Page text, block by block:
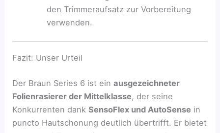
den Trimmeraufsatz zur Vorbereitung
verwenden.
Fazit: Unser Urteil
Der Braun Series 6 ist einausgezeichneter
Folienrasierer der Mittelklasse, der seine
Konkurrenten dankSensoFlex und AutoSense in
puncto Hautschonung deutlich übertrifft. Er bietet